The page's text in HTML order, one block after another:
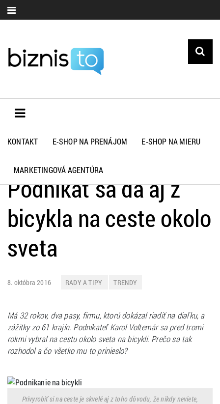
KONTAKT E-SHOP NA PRENÁJOM E-SHOP NA MIERU
MARKETINGOVÁ AGENTÚRA
Podnikať sa dá aj z
bicykla na ceste okolo
sveta
8. októbra 2016 RADY A TIPY TRENDY
Má 32 rokov, dva pasy, firmu, ktorú dokázal riadiť na diaľku, a
zážitky zo 61 krajín. Podnikateľ Karol Voltemár sa pred tromi
rokmi vybral na cestu okolo sveta na bicykli. Prečo sa tak
rozhodol a čo všetko mu to prinieslo?
Privyrobiť si na ceste je skvelé aj z toho dôvodu, že nikdy neviete,